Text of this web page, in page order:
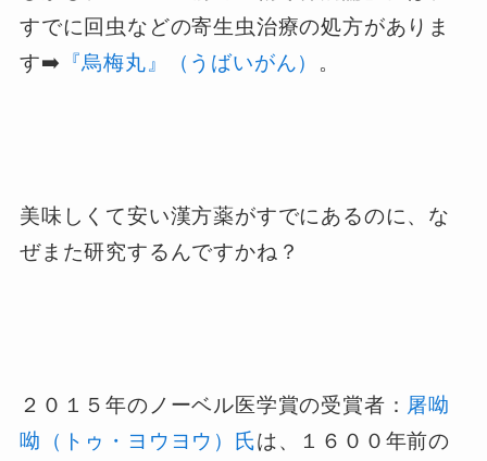
すでに回虫などの寄生虫治療の処方がありま
す➡️ 『烏梅丸』（うばいがん） 。
美味しくて安い漢方薬がすでにあるのに、な
ぜまた研究するんですかね？
２０１５年のノーベル医学賞の受賞者： 屠呦
呦（トゥ・ヨウヨウ）氏は、１６００年前の